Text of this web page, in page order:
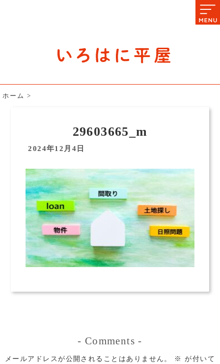
ホーム >
29603665_m
2024年12月4日
- Comments -
メールアドレスが公開されることはありません。 ※ が付いて